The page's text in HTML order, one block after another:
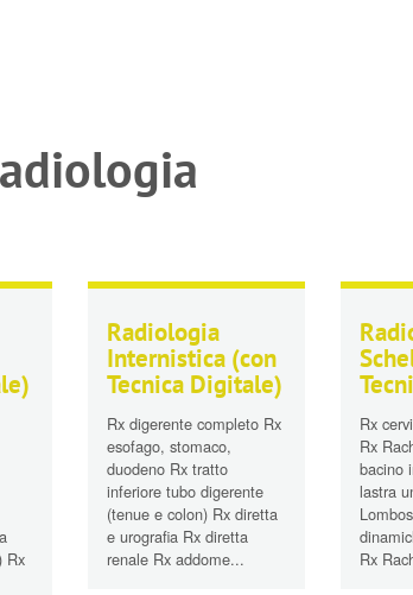
Rx
Radiologia
Internistica (con
Tecnica Digitale)
Rx digerente completo Rx
esofago, stomaco,
duodeno Rx tratto
inferiore tubo digerente
(tenue e colon) Rx diretta
e urografia Rx diretta
renale Rx addome...
Rx
Rx
bacino
lastra
Rx